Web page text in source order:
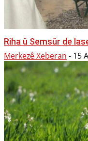
Riha û Semsûr de
Merkezê Xeberan - 15